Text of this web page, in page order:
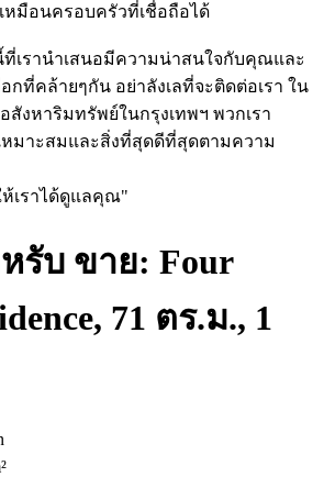
มือนครอบครัวที่เชื่อถือได้
เรานำเสนอมีความน่าสนใจกับคุณและ
กที่คล้ายๆกัน อย่าลังเลที่จะติดต่อเรา ใน
งหาริมทรัพย์ในกรุงเทพฯ พวกเรา
มาะสมและสิ่งที่สุดดีที่สุดตามความ
เราได้ดูแลคุณ"
รับ ขาย: Four
71 ตร.ม., 1